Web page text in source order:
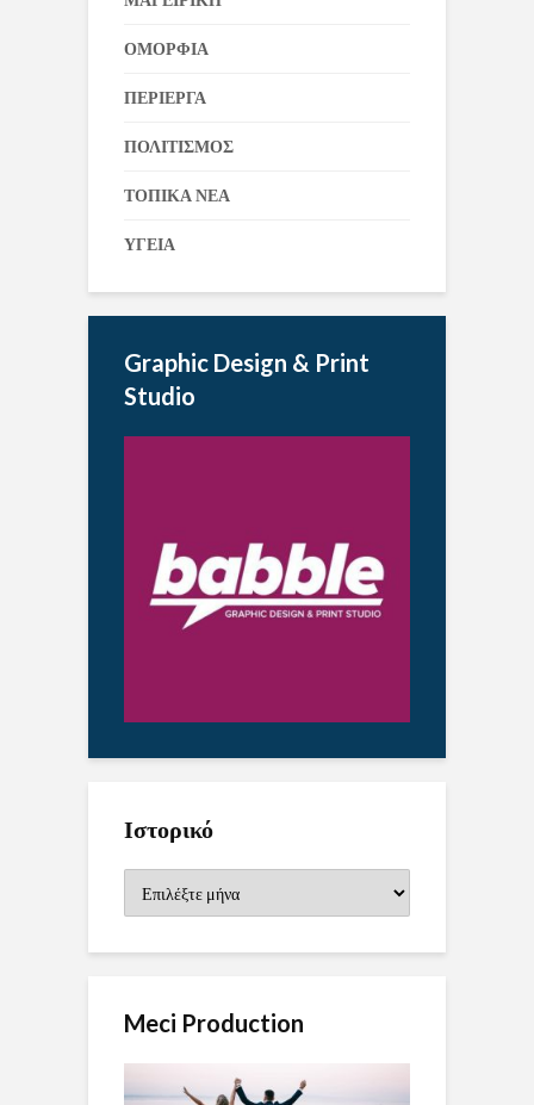
ΟΜΟΡΦΙΑ
ΠΕΡΙΕΡΓΑ
ΠΟΛΙΤΙΣΜΟΣ
ΤΟΠΙΚΑ ΝΕΑ
ΥΓΕΙΑ
Graphic Design & Print
Studio
Ιστορικό
Meci Production